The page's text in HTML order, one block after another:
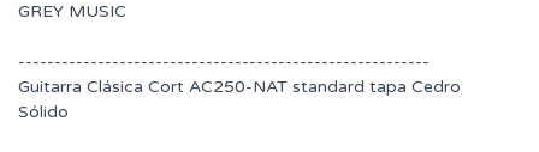
GREY MUSIC
---------------------------------------------------------
Guitarra Clásica Cort AC250-NAT standard tapa Cedro
Sólido